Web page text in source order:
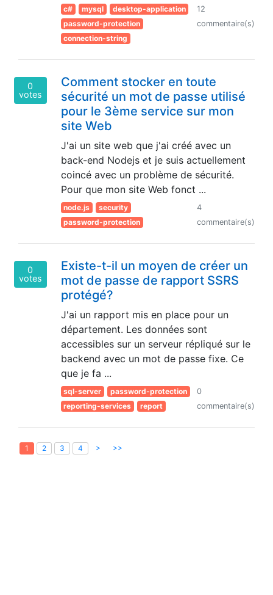
c# mysql
desktop-application
password-protection
connection-string
12
commentaire(s)
0
votes
Comment stocker en toute
sécurité un mot de passe utilisé
pour le 3ème service sur mon
site Web
J'ai un site web que j'ai créé avec un
back-end Nodejs et je suis actuellement
coincé avec un problème de sécurité.
Pour que mon site Web fonct ...
node.js
security
password-protection
4
commentaire(s)
0
votes
Existe-t-il un moyen de créer un
mot de passe de rapport SSRS
protégé?
J'ai un rapport mis en place pour un
département. Les données sont
accessibles sur un serveur répliqué sur le
backend avec un mot de passe fixe. Ce
que je fa ...
sql-server
password-protection
reporting-services
report
0
commentaire(s)
1 2 3 4 > >>